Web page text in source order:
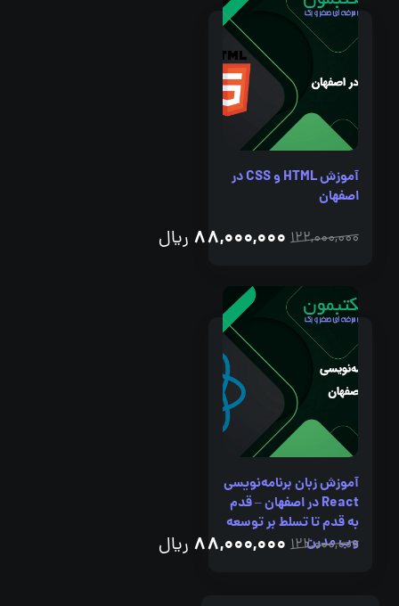
آموزش HTML و CSS در
اصفهان
ریال 88,000,000 122,000,000
آموزش زبان برنامه‌نویسی
React در اصفهان – قدم
به قدم تا تسلط بر توسعه
وب مدرن
ریال 88,000,000 122,000,000